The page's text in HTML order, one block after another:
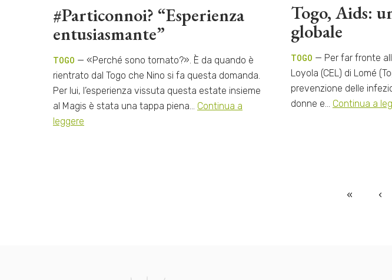
#Particonnoi? “Esperienza
entusiasmante”
TOGO — «Perché sono tornato?». È da quando è
rientrato dal Togo che Nino si fa questa domanda.
Per lui, l’esperienza vissuta questa estate insieme
al Magis è stata una tappa piena… Continua a
leggere
Togo, Aids:
globale
TOGO — Per far fronte
Loyola (CEL) di Lomé
prevenzione delle
donne e… Continua a
« ‹